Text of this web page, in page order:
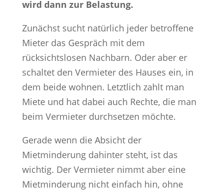
wird dann zur Belastung.
Zunächst sucht natürlich jeder betroffene
Mieter das Gespräch mit dem
rücksichtslosen Nachbarn. Oder aber er
schaltet den Vermieter des Hauses ein, in
dem beide wohnen. Letztlich zahlt man
Miete und hat dabei auch Rechte, die man
beim Vermieter durchsetzen möchte.
Gerade wenn die Absicht der
Mietminderung dahinter steht, ist das
wichtig. Der Vermieter nimmt aber eine
Mietminderung nicht einfach hin, ohne